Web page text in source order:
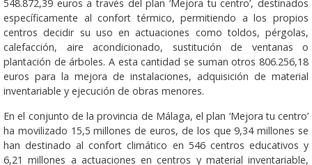
548.872,39 euros a través del plan ‘Mejora tu centro’, destinados
específicamente al confort térmico, permitiendo a los propios
centros decidir su uso en actuaciones como toldos, pérgolas,
calefacción, aire acondicionado, sustitución de ventanas o
plantación de árboles. A esta cantidad se suman otros 806.256,18
euros para la mejora de instalaciones, adquisición de material
inventariable y ejecución de obras menores.
En el conjunto de la provincia de Málaga, el plan ‘Mejora tu centro’
ha movilizado 15,5 millones de euros, de los que 9,34 millones se
han destinado al confort climático en 546 centros educativos y
6,21 millones a actuaciones en centros y material inventariable,